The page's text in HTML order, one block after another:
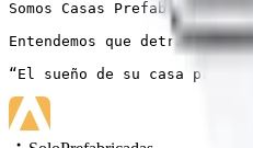
Somos Casas
Entendemos que detrás de
“El sueño de su casa